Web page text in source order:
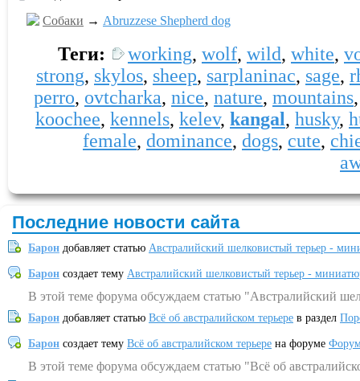
Собаки → Abruzzese Shepherd dog
Теги: working, wolf, wild, white,
strong, skylos, sheep, sarplaninac, sage,
perro, ovtcharka, nice, nature, mountains
koochee, kennels, kelev, kangal, husky,
female, dominance, dogs, cute,
Последние новости сайта
Барон добавляет статью Австралийский шелковистый терьер -
Барон создает тему Австралийский шелковистый терьер -
В этой теме форума обсуждаем статью "Австралийский
Барон добавляет статью Всё об австралийском терьере в раздел
Барон создает тему Всё об австралийском терьере на форуме
В этой теме форума обсуждаем статью "Всё об